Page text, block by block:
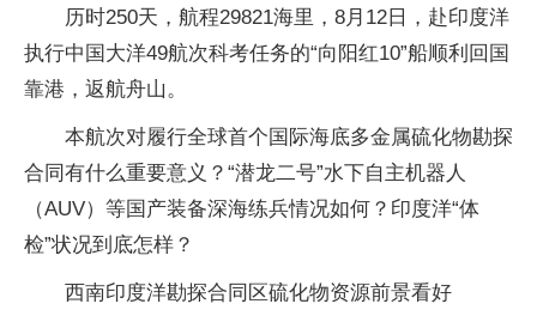
历时250天，航程29821海里，8月12日，赴印度洋
执行中国大洋49航次科考任务的“向阳红10”船顺利回国
靠港，返航舟山。
本航次对履行全球首个国际海底多金属硫化物勘探
合同有什么重要意义？“潜龙二号”水下自主机器人
（AUV）等国产装备深海练兵情况如何？印度洋“体
检”状况到底怎样？
西南印度洋勘探合同区硫化物资源前景看好